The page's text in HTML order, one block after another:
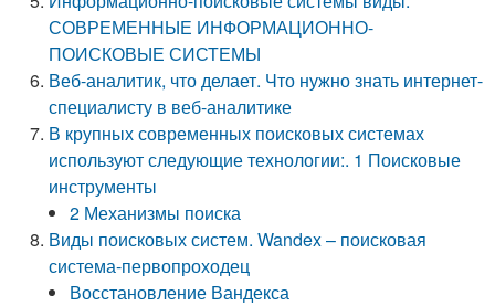
СОВРЕМЕННЫЕ ИНФОРМАЦИОННО-
ПОИСКОВЫЕ СИСТЕМЫ
Веб-аналитик, что делает. Что нужно знать интернет-
специалисту в веб-аналитике
В крупных современных поисковых системах
используют следующие технологии:. 1 Поисковые
инструменты
2 Механизмы поиска
Виды поисковых систем. Wandex – поисковая
система-первопроходец
Восстановление Вандекса